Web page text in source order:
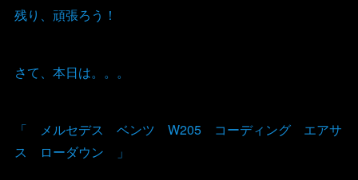
残り、頑張ろう！
さて、本日は。。。
「 メルセデス ベンツ W205 コーディング エアサ
ス ローダウン 」